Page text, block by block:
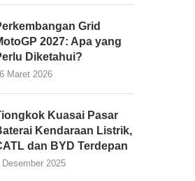
Grid
2027: Apa yang
Diketahui?
Maret 2026
Kuasai Pasar
Kendaraan Listrik,
dan BYD Terdepan
Desember 2025